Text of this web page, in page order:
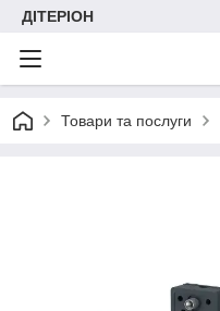
ДІТЕРІОН
Товари та послуги